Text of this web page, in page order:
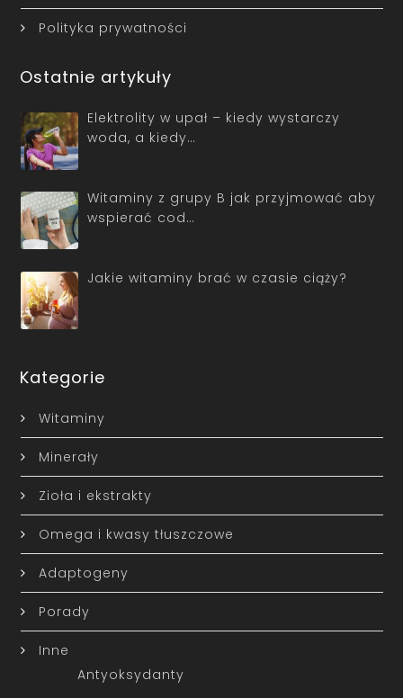
Polityka prywatności
Ostatnie artykuły
Elektrolity w upał – kiedy wystarczy
woda, a kiedy…
Witaminy z grupy B jak przyjmować aby
wspierać cod…
Jakie witaminy brać w czasie ciąży?
Kategorie
Witaminy
Minerały
Zioła i ekstrakty
Omega i kwasy tłuszczowe
Adaptogeny
Porady
Inne
Antyoksydanty